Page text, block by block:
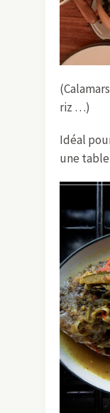
riz …)
Idéal
une